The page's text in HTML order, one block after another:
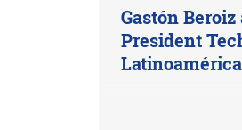
Gastón
President